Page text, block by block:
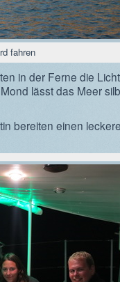
fahren
in der Ferne die
lässt das Meer
bereiten einen